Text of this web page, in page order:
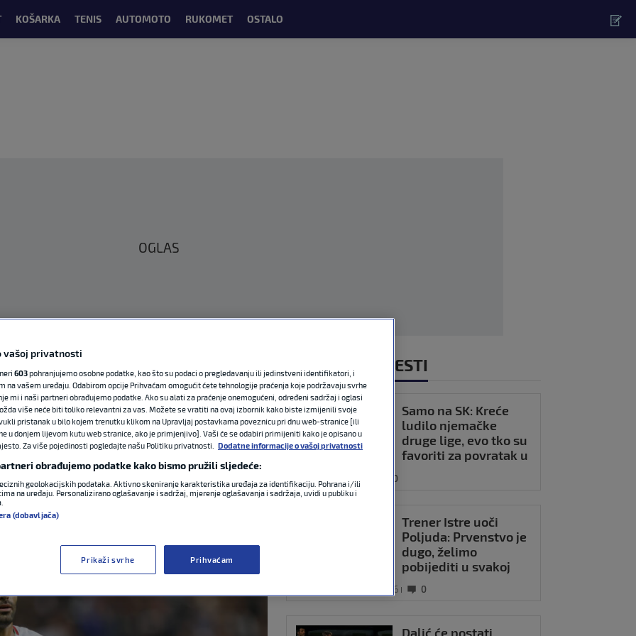
KOŠARKA TENIS AUTOMOTO RUKOMET OSTALO
OGLAS
‘Ne
na SP-u,
0 komentara
NAJNOVIJE VIJESTI
Samo na SK: Kreće
ludilo njemačke
druge lige, evo tko su
favoriti za povratak u
0
Trener Istre uoči
Poljuda: Prvenstvo je
dugo, želimo
pobijediti u svakoj
07. kol 2026 0
Dalić će postati
vašoj privatnosti
603pohranjujemo osobne podatke, kao što su podaci o pregledavanju ili jedinstveni identifikatori, i
na vašem uređaju. Odabirom opcije Prihvaćam omogućit ćete tehnologije praćenja koje podržavaju svrhe
mi i naši partneri obrađujemo podatke. Ako su alati za praćenje onemogućeni, određeni sadržaj i oglasi
više neće biti toliko relevantni za vas. Možete se vratiti na ovaj izbornik kako biste izmijenili svoje
pristanak u bilo kojem trenutku klikom na Upravljaj postavkama poveznicu pri dnu web-stranice [ili
u donjem lijevom kutu web stranice, ako je primjenjivo]. Vaši će se odabiri primijeniti kako je opisano u
Za više pojedinosti pogledajte našu Politiku privatnosti.
Dodatne informacije o vašoj privatnosti
obrađujemo podatke kako bismo pružili sljedeće:
geolokacijskih podataka. Aktivno skeniranje karakteristika uređaja za identifikaciju. Pohrana i/ili
na uređaju. Personalizirano oglašavanje i sadržaj, mjerenje oglašavanja i sadržaja, uvidi u publiku i
(dobavljača)
Prikaži svrhe Prihvaćam